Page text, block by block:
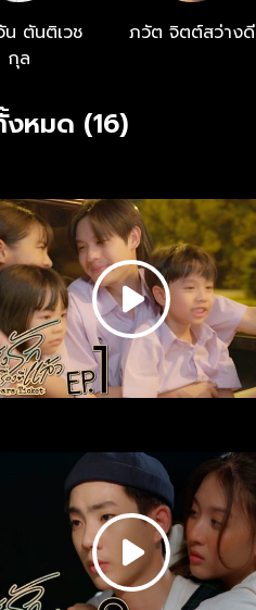
น ตันติเวช
กุล
ภวัต จิตต์สว่างดี
หมด (16)